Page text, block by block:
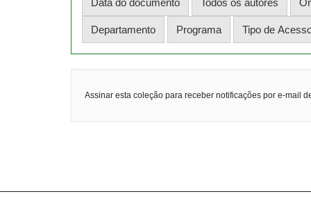
Assinar esta coleção para receber notificações por e-mail